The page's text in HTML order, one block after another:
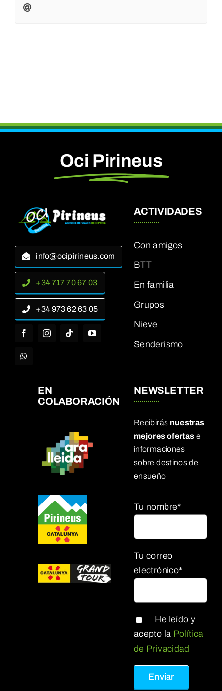
Oci Pirineus
info@ocipirineus.com
+34 717 70 67 03
+34 973 62 63 05
ACTIVIDADES
Con amigos
BTT
En familia
Grupos
Nieve
Senderismo
EN
COLABORACIÓN
NEWSLETTER
Recibirás nuestras
mejores ofertas e
informaciones
sobre destinos de
ensueño
Tu nombre*
Tu correo
electrónico*
He leído y
acepto la Política
de Privacidad